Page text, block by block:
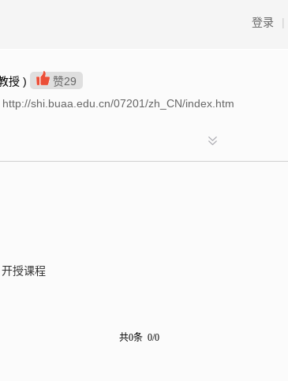
登录 |
授 ) 赞29
http://shi.buaa.edu.cn/07201/zh_CN/index.htm
开授课程
共0条 0/0